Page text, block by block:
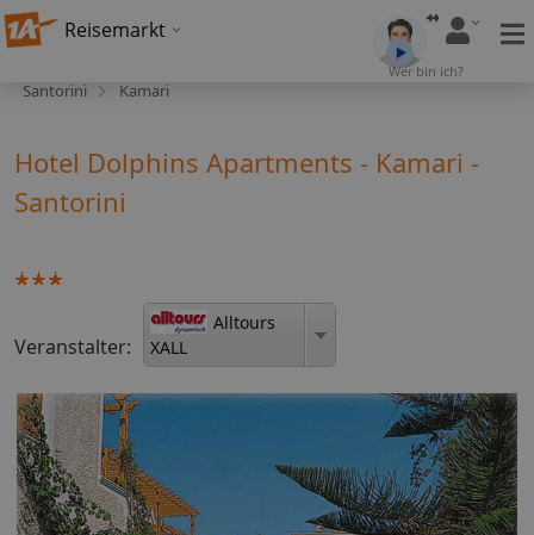
Reisemarkt
Wer bin ich?
Santorini Kamari
Hotel Dolphins Apartments - Kamari -
Santorini
Veranstalter:
Alltours
XALL